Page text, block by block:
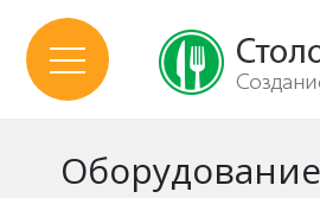
Оборудование